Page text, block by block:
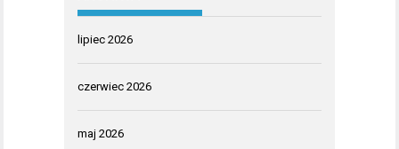
lipiec 2026
czerwiec 2026
maj 2026